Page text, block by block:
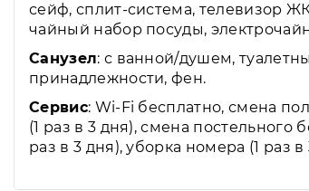
сейф, сплит-система, телевизор
чайный набор посуды,
Санузел: с ванной/душем,
принадлежности, фен.
Сервис: Wi-Fi бесплатно, смена
(1 раз в 3 дня), смена постельного
раз в 3 дня), уборка номера (1 раз в